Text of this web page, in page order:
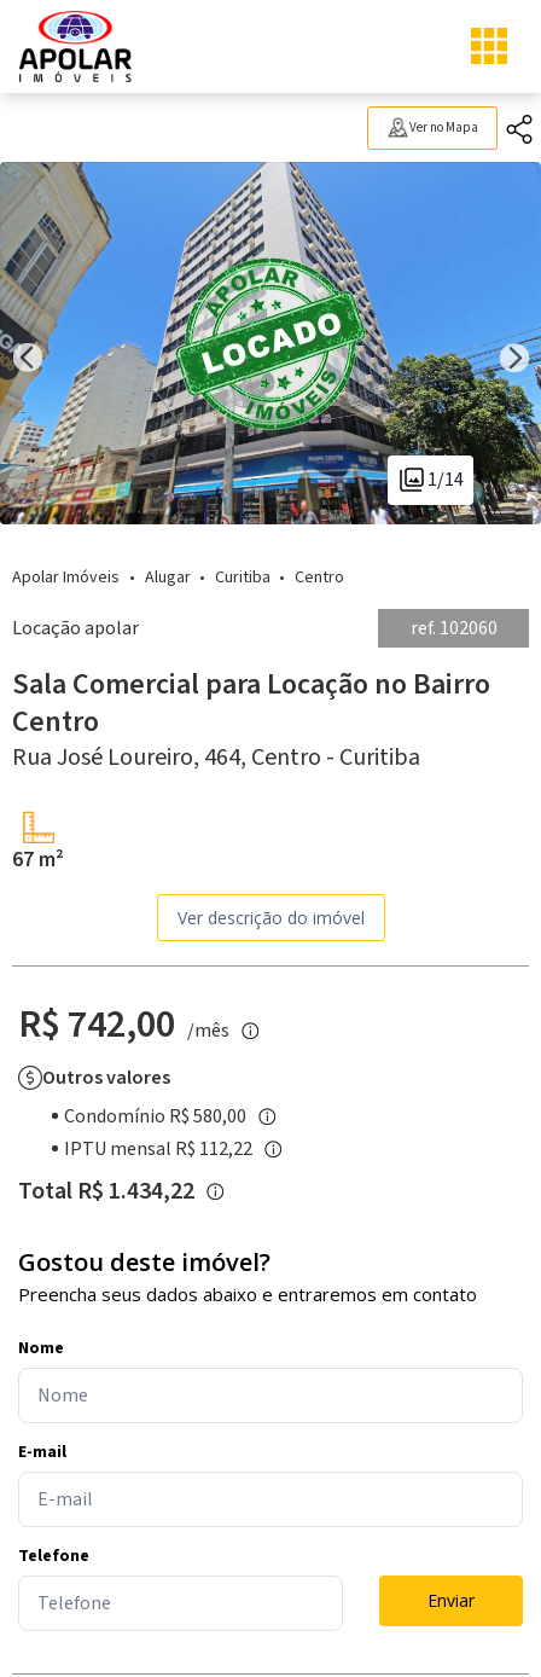
Ver no Mapa
1/14
Apolar Imóveis Alugar Curitiba Centro
Locação apolar ref. 102060
Sala Comercial para Locação no Bairro
Centro
Rua José Loureiro, 464, Centro - Curitiba
67 m²
Ver descrição do imóvel
R$ 742,00 /mês
Outros valores
Condomínio R$ 580,00
IPTU mensal R$ 112,22
Total R$ 1.434,22
Gostou deste imóvel?
Preencha seus dados abaixo e entraremos em contato
Nome
E-mail
Telefone
Enviar